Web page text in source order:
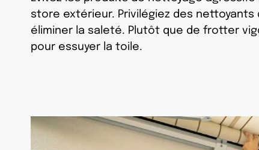
store extérieur. Privilégiez des nettoyants
éliminer la saleté. Plutôt que de frotter
pour essuyer la toile.